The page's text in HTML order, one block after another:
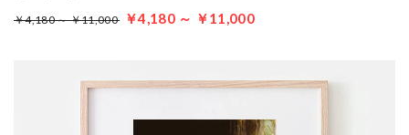
￥4,180 ～ ￥11,000 ￥4,180 ～ ￥11,000